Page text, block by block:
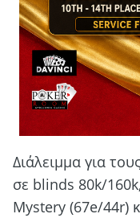
Διάλειμμα για
σε blinds 80k/
Mystery (67e/44r)